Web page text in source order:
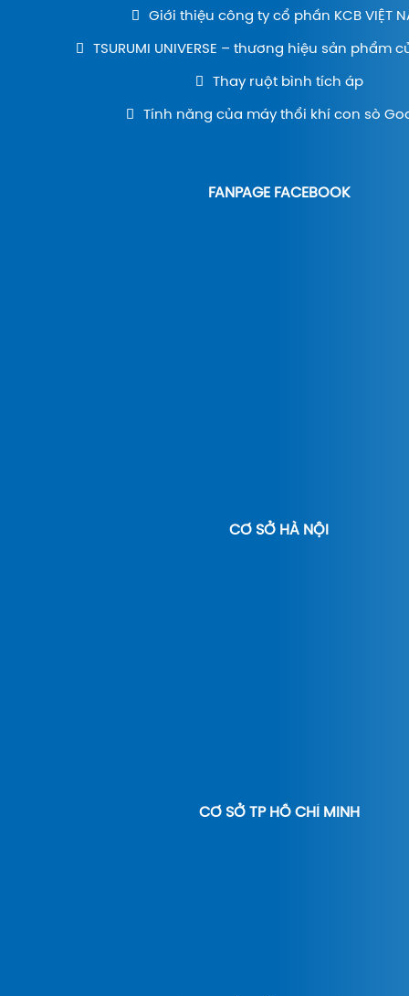
Giới thiệu công ty cổ phần KCB VIỆT
TSURUMI UNIVERSE – thương hiệu sản phẩm
Thay ruột bình tích áp
Tính năng của máy thổi khí con sò
FANPAGE FACEBOOK
CƠ SỞ HÀ NỘI
CƠ SỞ TP HỒ CHÍ MINH